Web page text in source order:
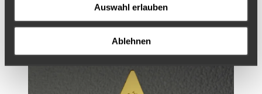
Auswahl erlauben
Ablehnen
5 x 1g Valcambi CombiStar Münzbarren